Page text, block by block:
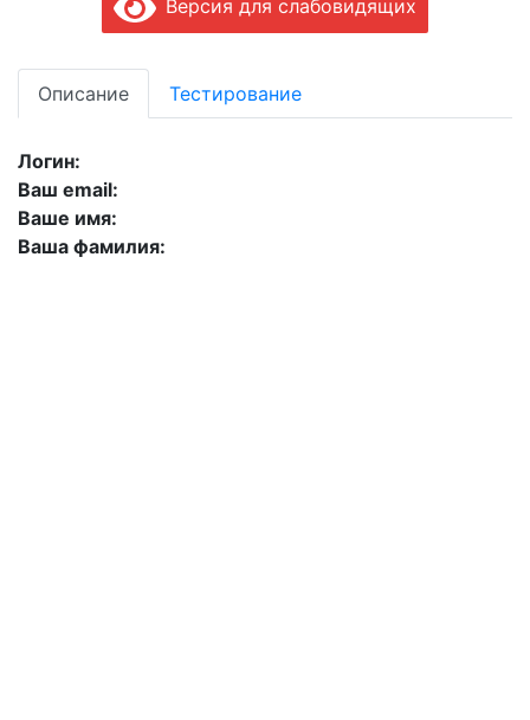
Версия для слабовидящих
Описание Тестирование
Логин:
Ваш email:
Ваше имя:
Ваша фамилия: